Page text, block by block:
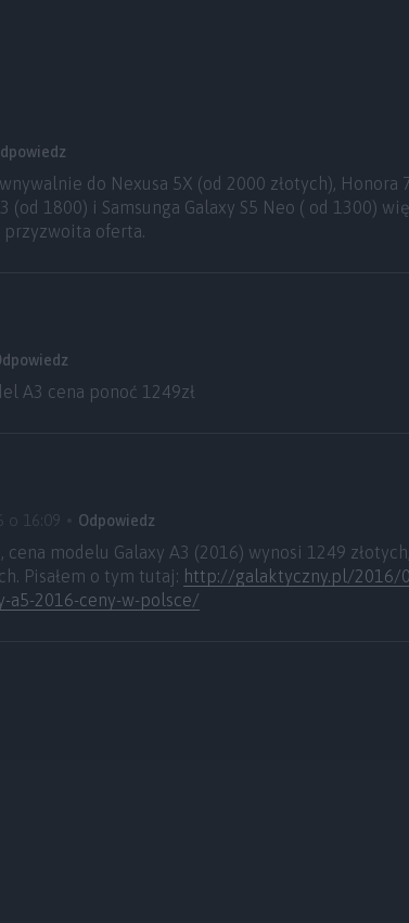
do Nexusa 5X (od 2000 złotych), Honora
(od 1800) i Samsunga Galaxy S5 Neo ( od 1300)
przyzwoita oferta.
A3 cena ponoć 1249zł
o 16:09 Odpowiedz
cena modelu Galaxy A3 (2016) wynosi 1249
Pisałem o tym tutaj: http://galaktyczny.pl/2016/
a5-2016-ceny-w-polsce/